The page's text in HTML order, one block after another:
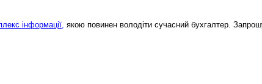
інформації, якою повинен володіти сучасний бухгалтер.